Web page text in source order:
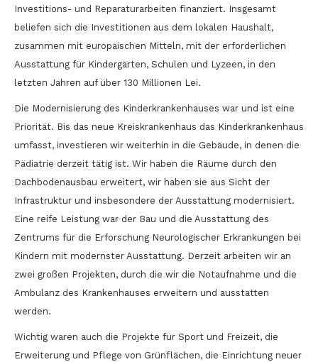
Investitions- und Reparaturarbeiten finanziert. Insgesamt
beliefen sich die Investitionen aus dem lokalen Haushalt,
zusammen mit europäischen Mitteln, mit der erforderlichen
Ausstattung für Kindergärten, Schulen und Lyzeen, in den
letzten Jahren auf über 130 Millionen Lei.
Die Modernisierung des Kinderkrankenhauses war und ist eine
Priorität. Bis das neue Kreiskrankenhaus das Kinderkrankenhaus
umfasst, investieren wir weiterhin in die Gebäude, in denen die
Pädiatrie derzeit tätig ist. Wir haben die Räume durch den
Dachbodenausbau erweitert, wir haben sie aus Sicht der
Infrastruktur und insbesondere der Ausstattung modernisiert.
Eine reife Leistung war der Bau und die Ausstattung des
Zentrums für die Erforschung Neurologischer Erkrankungen bei
Kindern mit modernster Ausstattung. Derzeit arbeiten wir an
zwei großen Projekten, durch die wir die Notaufnahme und die
Ambulanz des Krankenhauses erweitern und ausstatten
werden.
Wichtig waren auch die Projekte für Sport und Freizeit, die
Erweiterung und Pflege von Grünflächen, die Einrichtung neuer